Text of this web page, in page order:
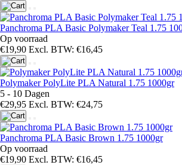
Panchroma PLA Basic Polymaker Teal 1.75
Op voorraad
€19,90 Excl. BTW: €16,45
Polymaker PolyLite PLA Natural 1.75 1000gr
5 - 10 Dagen
€29,95 Excl. BTW: €24,75
Panchroma PLA Basic Brown 1.75 1000gr
Op voorraad
€19,90 Excl. BTW: €16,45